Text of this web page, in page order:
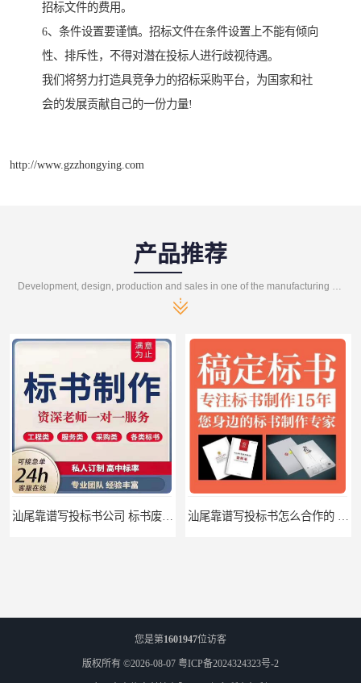
招标文件的费用。
6、条件设置要谨慎。招标文件在条件设置上不能有倾向
性、排斥性，不得对潜在投标人进行歧视待遇。
我们将努力打造具竞争力的招标采购平台，为国家和社
会的发展贡献自己的一份力量!
http://www.gzzhongying.com
产品推荐
汕尾靠谱写投标书公司 标书废标原因 汕尾靠谱写投标书怎么合作的 标书废标原因
您是第1601947位访客
版权所有 ©2026-08-07 粤ICP备2024324323号-2